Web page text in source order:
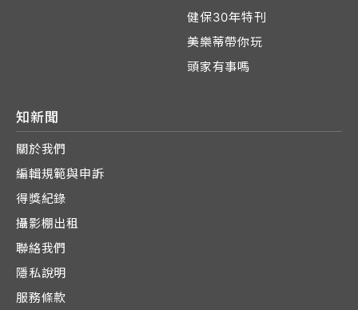
健保30年特刊
美樂蒂帶你玩
頭家有事嗎
知新聞
關於我們
編輯規範與申訴
得獎紀錄
攝影棚出租
聯絡我們
隱私說明
服務條款